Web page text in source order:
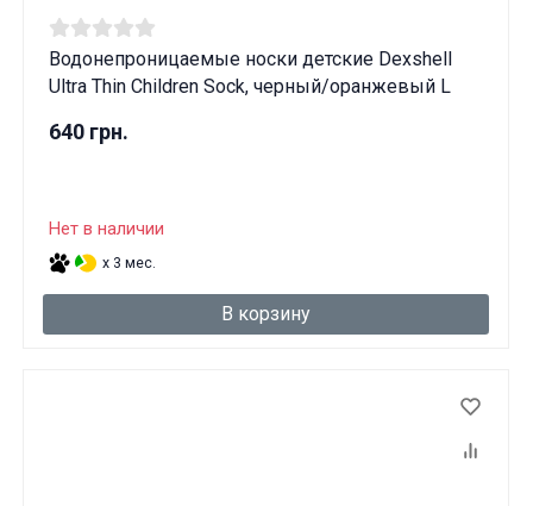
Водонепроницаемые носки детские Dexshell
Ultra Thin Children Sock, черный/оранжевый L
640 грн.
Нет в наличии
x 3 мес.
В корзину